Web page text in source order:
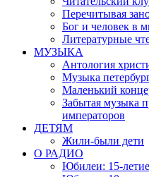
Перечитывая
Бог и человек в
Литературные
МУЗЫКА
Антология
Музыка
Маленький
Забытая музыка
императоров
ДЕТЯМ
Жили-были дети
О РАДИО
Юбилеи: 15-